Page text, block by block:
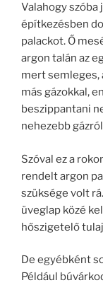
Valahogy szóba
építkezésben
palackot. Ő
argon talán az
mert semleges,
más gázokkal,
beszippantani
nehezebb
Szóval ez a
rendelt argon
szüksége volt
üveglap közé
hőszigetelő
De egyébként
Például